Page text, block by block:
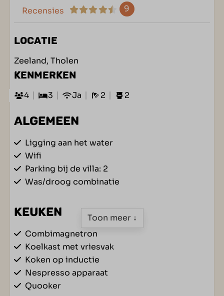
Recensies 9
LOCATIE
Zeeland, Tholen
KENMERKEN
4 3 Ja 2 2
ALGEMEEN
Ligging aan het water
Wifi
Parking bij de villa: 2
Was/droog combinatie
KEUKEN
Combimagnetron
Koelkast met vriesvak
Koken op inductie
Nespresso apparaat
Quooker
Toon meer ↓